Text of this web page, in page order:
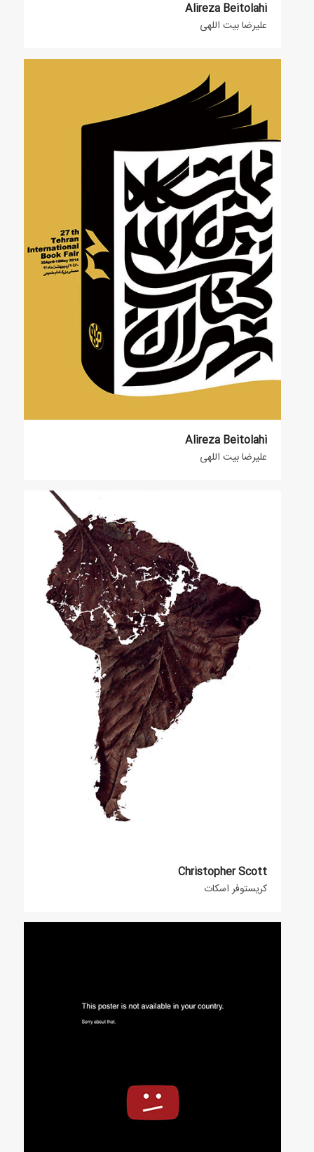
Alireza Beitolahi
علیرضا بیت اللهی
Alireza Beitolahi
علیرضا بیت اللهی
Christopher Scott
کریستوفر اسکات